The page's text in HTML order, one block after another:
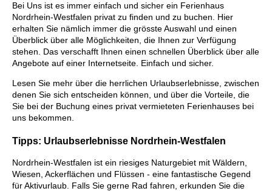
Bei Uns ist es immer einfach und sicher ein Ferienhaus
Nordrhein-Westfalen privat zu finden und zu buchen. Hier
erhalten Sie nämlich immer die grösste Auswahl und einen
Überblick über alle Möglichkeiten, die Ihnen zur Verfügung
stehen. Das verschafft Ihnen einen schnellen Überblick über alle
Angebote auf einer Internetseite. Einfach und sicher.
Lesen Sie mehr über die herrlichen Urlaubserlebnisse, zwischen
denen Sie sich entscheiden können, und über die Vorteile, die
Sie bei der Buchung eines privat vermieteten Ferienhauses bei
uns bekommen.
Tipps: Urlaubserlebnisse Nordrhein-Westfalen
Nordrhein-Westfalen ist ein riesiges Naturgebiet mit Wäldern,
Wiesen, Ackerflächen und Flüssen - eine fantastische Gegend
für Aktivurlaub. Falls Sie gerne Rad fahren, erkunden Sie die